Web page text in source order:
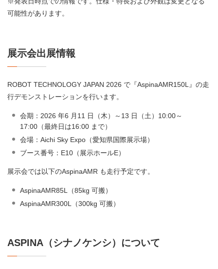
可能性があります。
展示会出展情報
ROBOT TECHNOLOGY JAPAN 2026 で『AspinaAMR150L』の走
行デモンストレーションを行います。
会期：2026 年6 月11 日（木）～13 日（土）10:00～
17:00（最終日は16:00 まで）
会場：Aichi Sky Expo（愛知県国際展示場）
ブース番号：E10（展示ホールE）
展示会では以下のAspinaAMR も走行予定です。
AspinaAMR85L（85kg 可搬）
AspinaAMR300L（300kg 可搬）
ASPINA（シナノケンシ）について